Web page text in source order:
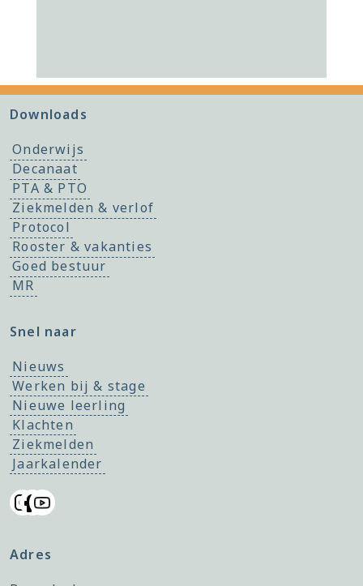
Downloads
Onderwijs
Decanaat
PTA & PTO
Ziekmelden & verlof
Protocol
Rooster & vakanties
Goed bestuur
MR
Snel naar
Nieuws
Werken bij & stage
Nieuwe leerling
Klachten
Ziekmelden
Jaarkalender
Adres